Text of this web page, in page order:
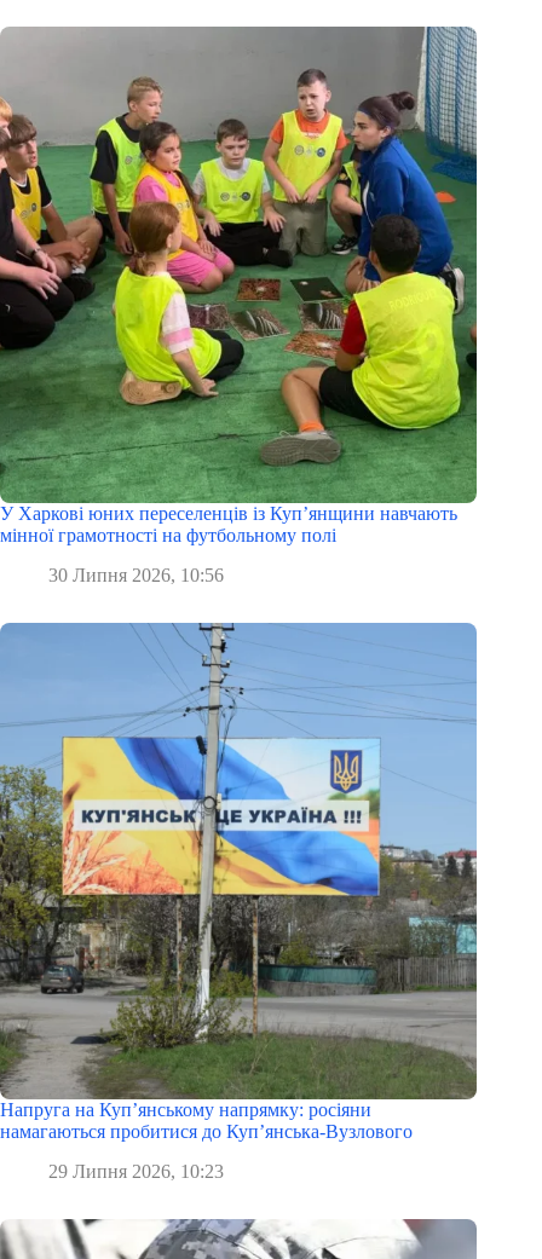
У Харкові юних переселенців із Куп’янщини навчають
мінної грамотності на футбольному полі
30 Липня 2026, 10:56
Напруга на Куп’янському напрямку: росіяни
намагаються пробитися до Куп’янська-Вузлового
29 Липня 2026, 10:23